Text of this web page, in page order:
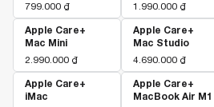
lượng
799.000 ₫ 1.990.000 ₫
Apple Care+
Mac Mini
2.990.000 ₫
Apple Care+
Mac Studio
4.690.000 ₫
Apple Care+
iMac
Apple Care+
MacBook Air M1